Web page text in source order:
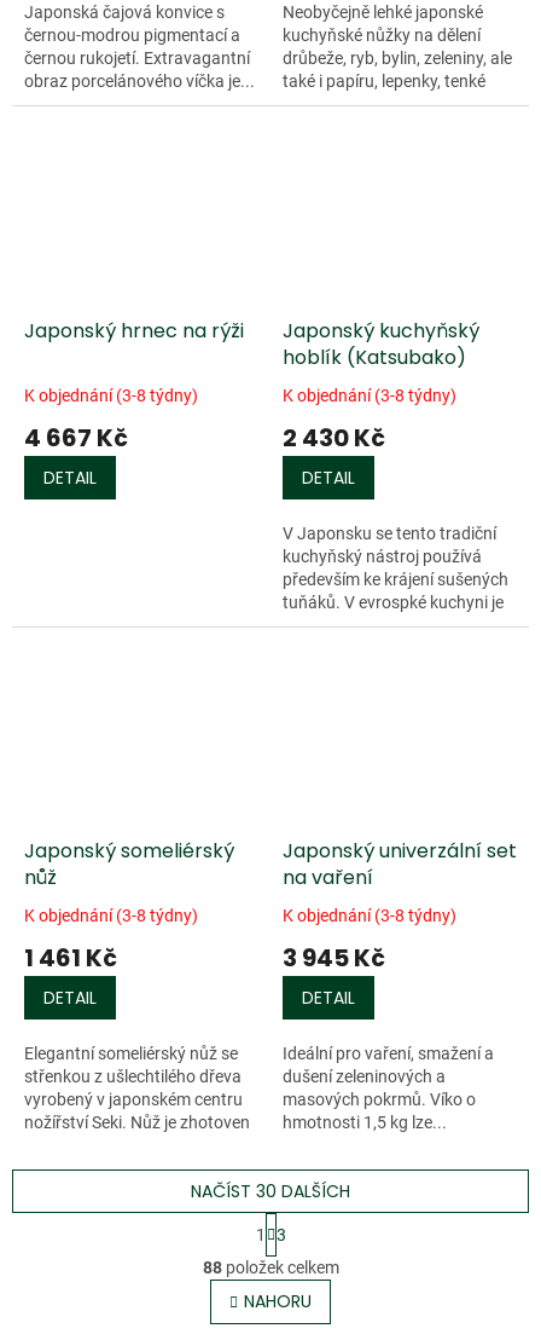
Japonská čajová konvice s
černou-modrou pigmentací a
černou rukojetí. Extravagantní
obraz porcelánového víčka je...
Neobyčejně lehké japonské
kuchyňské nůžky na dělení
drůbeže, ryb, bylin, zeleniny, ale
také i papíru, lepenky, tenké
kůže apod....
Japonský hrnec na rýži
K objednání (3-8 týdny)
4 667 Kč
DETAIL
Japonský kuchyňský
hoblík (Katsubako)
K objednání (3-8 týdny)
2 430 Kč
DETAIL
V Japonsku se tento tradiční
kuchyňský nástroj používá
především ke krájení sušených
tuňáků. V evrospké kuchyni je
ideálním pro krájení
Japonský someliérský
nůž
K objednání (3-8 týdny)
1 461 Kč
DETAIL
Elegantní someliérský nůž se
střenkou z ušlechtilého dřeva
vyrobený v japonském centru
nožířství Seki. Nůž je zhotoven
32 mm, celková délka...
Japonský univerzální set
na vaření
K objednání (3-8 týdny)
3 945 Kč
DETAIL
Ideální pro vaření, smažení a
dušení zeleninových a
masových pokrmů. Víko o
hmotnosti 1,5 kg lze...
O
v
l
á
NAČÍST 30 DALŠÍCH
S
t
r
á
n
k
1
3
88položek celkem
NAHORU